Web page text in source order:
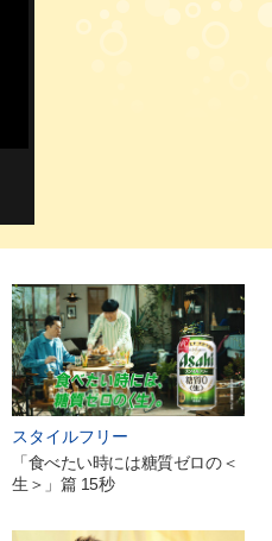
スタイルフリー
「食べたい時には糖質ゼロの＜
生＞」篇 15秒